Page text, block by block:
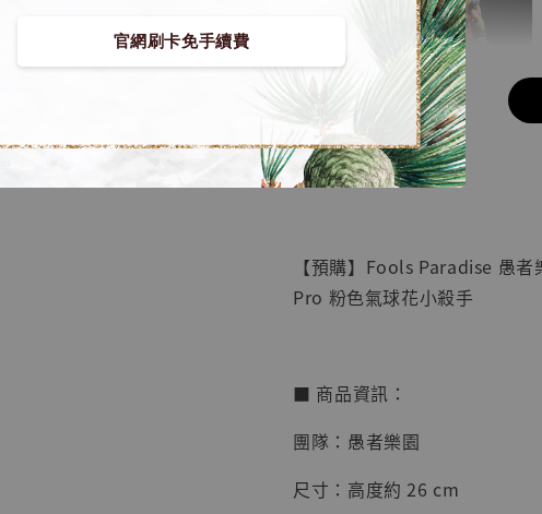
官網刷卡免手續費
【店內現貨】七龍珠
系列蒐藏雕像 悟空
NT$ 4,280
NT$ 5,580
- +
🏝【無人島玩具】
【預購】Fools Paradise 愚
Pro 粉色氣球花小殺手
■ 商品資訊：
團隊：愚者樂園
尺寸：高度約 26 cm